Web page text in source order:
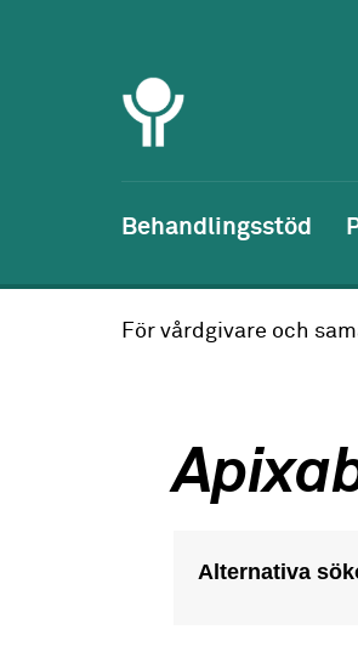
Behandlingsstöd
För vårdgivare och
Alternativa